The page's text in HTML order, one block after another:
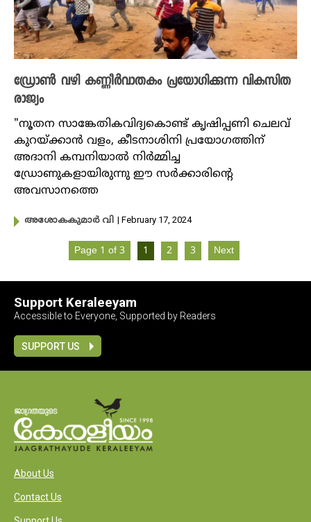
ഡ്രോൺ വഴി കണ്ണീർവാതകം പ്രയോഗിക്കുന്ന വികസിത
രാജ്യം
"നൂതന സാങ്കേതികവിദ്യകൊണ്ട് കൃഷിപ്പണി ചെലവ്
കുറയ്ക്കാൻ വളം, കീടനാശിനി പ്രയോഗത്തിന്
അദാനി കമ്പനിയാൽ നിർമ്മിച്ച
ഡ്രോണുകളായിരുന്നു ഈ സർക്കാരിൻ്റെ
അവസാനത്തെ
അശോകകുമാർ വി | February 17, 2024
Page 1 of 3 1 2 3 Next
Support Keraleeyam
Accessible to Everyone, Supported by Readers
SUPPORT US
About Us
Contact Us